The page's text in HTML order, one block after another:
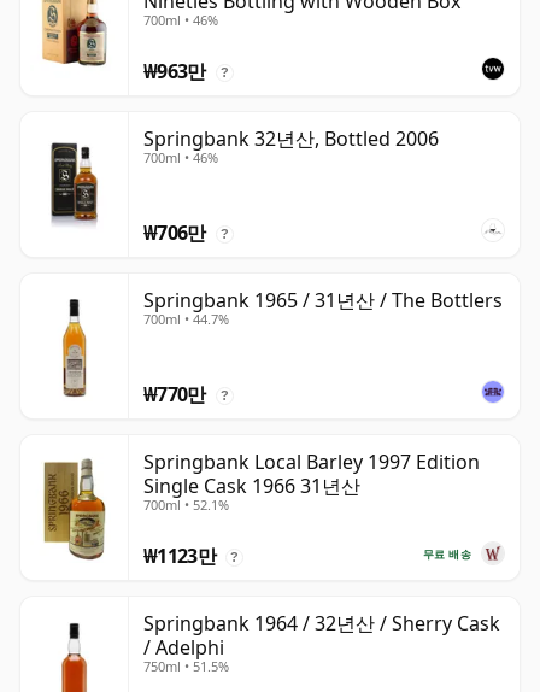
700ml • 46%
₩963만 ?
Springbank 32년산, Bottled 2006
700ml • 46%
₩706만 ?
Springbank 1965 / 31년산 / The Bottlers
700ml • 44.7%
₩770만 ?
Springbank Local Barley 1997 Edition
Single Cask 1966 31년산
700ml • 52.1%
무료 배송
₩1123만 ?
Springbank 1964 / 32년산 / Sherry Cask
/ Adelphi
750ml • 51.5%